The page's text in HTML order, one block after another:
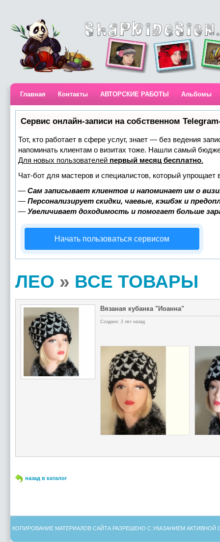
Главная Контакты АВТОРСКИЕ РАБОТЫ Альбомы
Сервис онлайн-записи на собственном
Тот, кто работает в сфере услуг, знает — без ведения
напоминать клиентам о визитах тоже. Нашли самый
Для новых пользователей первый месяц бесплатно.
Чат-бот для мастеров и специалистов, который упрощает
— Сам записывает клиентов и напоминает им о
— Персонализирует скидки, чаевые, кэшбэк и
— Увеличивает доходимость и помогает больше
Начать пользоваться сервисом
ЛЕО » ВСЕ ТОВАРЫ
Вязаная кубанка "Иоанна"
Создано: 2 лет назад
назад в каталог
КОПИРОВАНИЕ МАТЕРИАЛОВ САЙТА РАЗРЕШЕНО С УКАЗАНИЕМ АКТИВНОЙ